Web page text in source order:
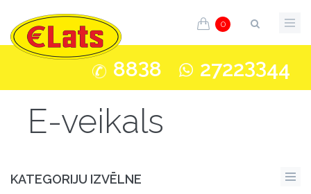
0
8838 27223344
E-veikals
KATEGORIJU IZVĒLNE